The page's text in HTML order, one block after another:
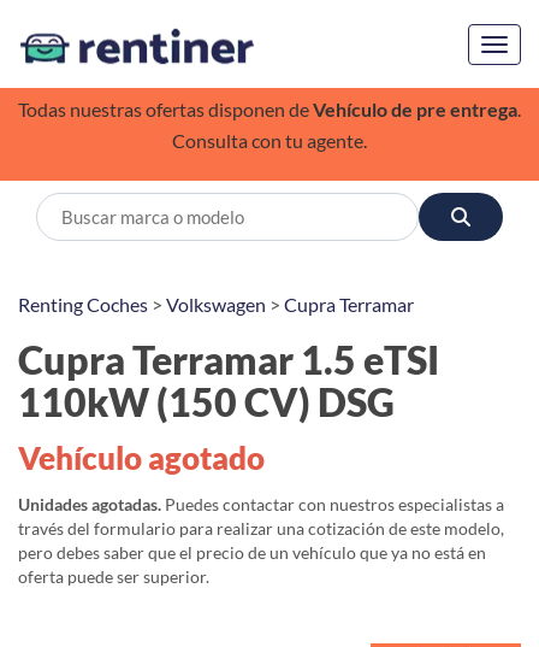
Todas nuestras ofertas disponen deVehículo de pre entrega.
Consulta con tu agente.
Renting Coches > Volkswagen > Cupra Terramar
Cupra Terramar 1.5 eTSI
110kW (150 CV) DSG
Vehículo agotado
Unidades agotadas. Puedes contactar con nuestros especialistas a
través del formulario para realizar una cotización de este modelo,
pero debes saber que el precio de un vehículo que ya no está en
oferta puede ser superior.